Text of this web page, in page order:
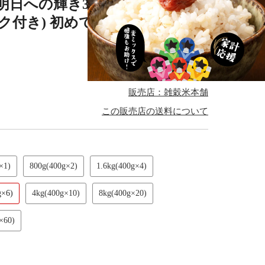
日への輝き39穀米ブレンド
付き) 初めての方おすすめ 当店
4.7 (51件)
販売店：雑穀米本舗
この販売店の送料について
800g(400g×2) 1.6kg(400g×4)
4kg(400g×10) 8kg(400g×20)